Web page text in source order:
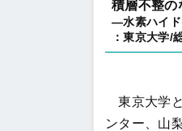
積層不整の
―水素ハイド
：東京大学/
東京大学
ンター、山